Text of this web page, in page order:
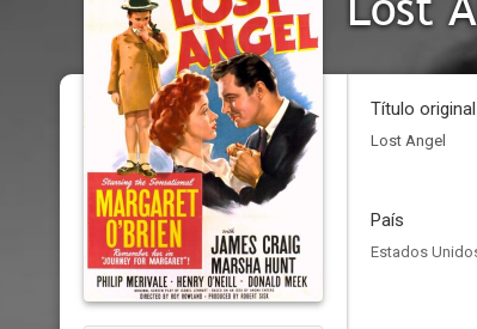
Título original
Lost Angel
País
Estados